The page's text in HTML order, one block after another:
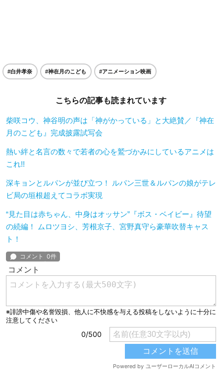
#白井孝奈 #神在月のこども #アニメーション映画
こちらの記事も読まれています
柴咲コウ、神谷明の声は「神がかっている」と大絶賛／『神在
月のこども』完成披露試写会
熱い絆と名言の数々で若者の心を鷲づかみにしているアニメは
これ!!
深キョンとルパンが並び立つ！ ルパン三世＆ルパンの娘がテレ
ビ局の垣根超えてコラボ実現
“見た目は赤ちゃん、中身はオッサン”『ボス・ベイビー』待望
の続編！ ムロツヨシ、芳根京子、宮野真守ら豪華吹替キャス
ト！